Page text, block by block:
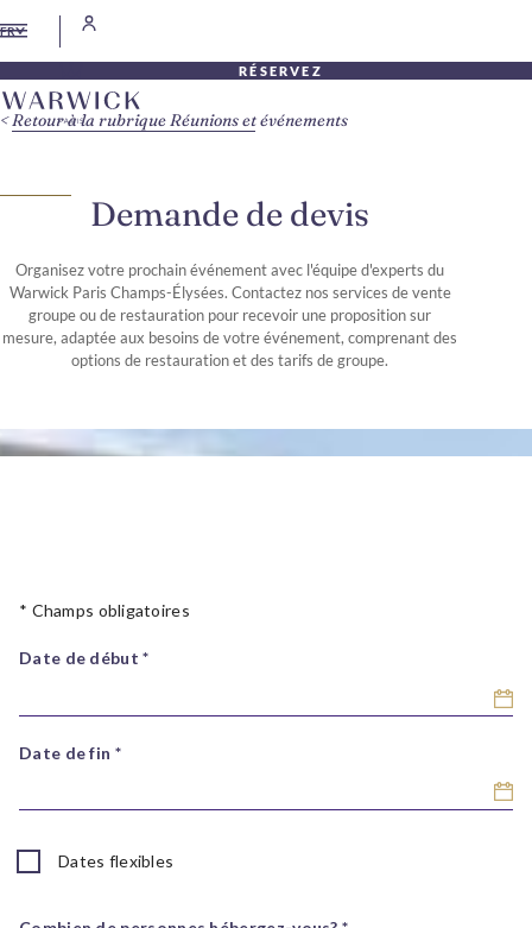
FR
RÉSERVEZ
Demande de devis
Organisez votre prochain événement avec l'équipe d'experts du
Warwick Paris Champs-Élysées. Contactez nos services de vente
groupe ou de restauration pour recevoir une proposition sur
mesure, adaptée aux besoins de votre événement, comprenant des
options de restauration et des tarifs de groupe.
Retour à la rubrique Réunions et événements